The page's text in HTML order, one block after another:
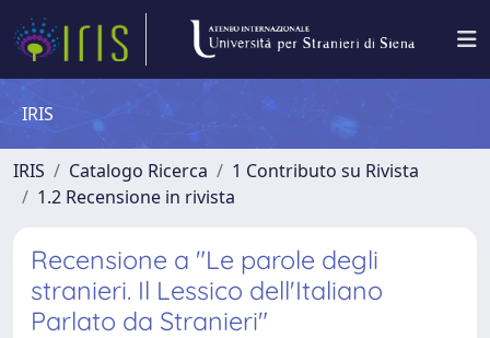
IRIS
IRIS Catalogo Ricerca
1 Contributo su Rivista
1.2 Recensione in rivista
Recensione a "Le parole degli
stranieri. Il Lessico dell'Italiano
Parlato da Stranieri"